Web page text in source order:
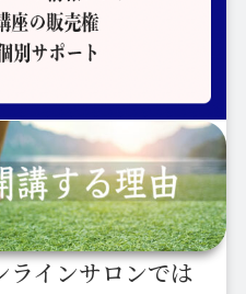
インサロンでは